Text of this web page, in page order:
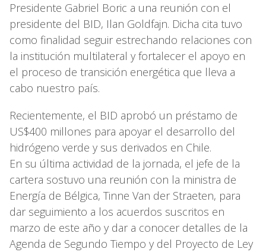
Presidente Gabriel Boric a una reunión con el
presidente del BID, Ilan Goldfajn. Dicha cita tuvo
como finalidad seguir estrechando relaciones con
la institución multilateral y fortalecer el apoyo en
el proceso de transición energética que lleva a
cabo nuestro país.
Recientemente, el BID aprobó un préstamo de
US$400 millones para apoyar el desarrollo del
hidrógeno verde y sus derivados en Chile.
En su última actividad de la jornada, el jefe de la
cartera sostuvo una reunión con la ministra de
Energía de Bélgica, Tinne Van der Straeten, para
dar seguimiento a los acuerdos suscritos en
marzo de este año y dar a conocer detalles de la
Agenda de Segundo Tiempo y del Proyecto de Ley